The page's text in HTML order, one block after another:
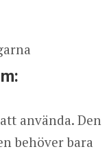
använda. Den
behöver bara